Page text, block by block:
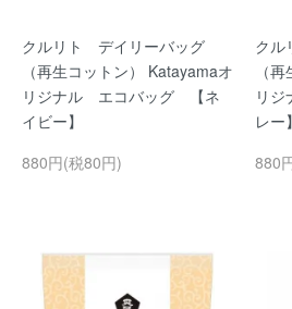
クルリト デイリーバッグ
（再生コットン） Katayamaオ
リジナル エコバッグ 【ネ
イビー】
880円(税80円)
ク
（
リ
レー】
880